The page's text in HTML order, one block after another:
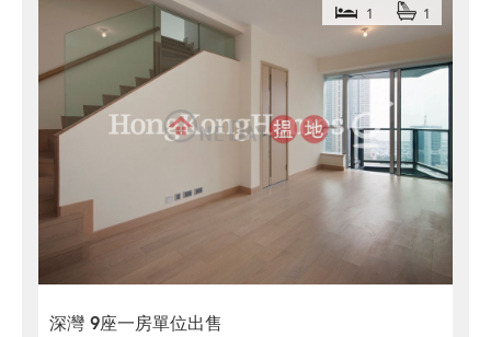
深灣 9座一房單位出售
1 1